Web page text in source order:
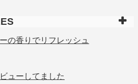
の香りでリフレッシュ
ューしてました